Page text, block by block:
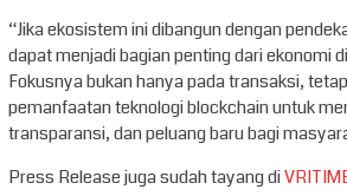
“Jika ekosistem ini dibangun dengan
dapat menjadi bagian penting dari ekonomi
Fokusnya bukan hanya pada transaksi,
pemanfaatan teknologi blockchain untuk
transparansi, dan peluang baru bagi
Press Release juga sudah tayang di